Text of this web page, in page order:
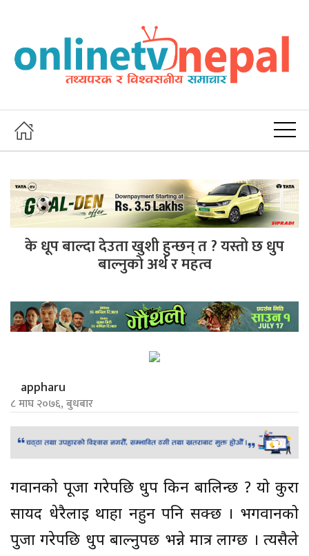
के धूप बाल्दा देउता खुशी हुन्छन् त ? यस्तो छ धुप
बाल्नुको अर्थ र महत्व
appharu
८ माघ २०७६, बुधबार
गवानको पूजा गरेपछि धुप किन बालिन्छ ? यो कुरा
सायद धेरैलाई थाहा नहुन पनि सक्छ । भगवानको
पुजा गरेपछि धुप बाल्नुपर्छ भन्ने मात्र लाग्छ । त्यसैले